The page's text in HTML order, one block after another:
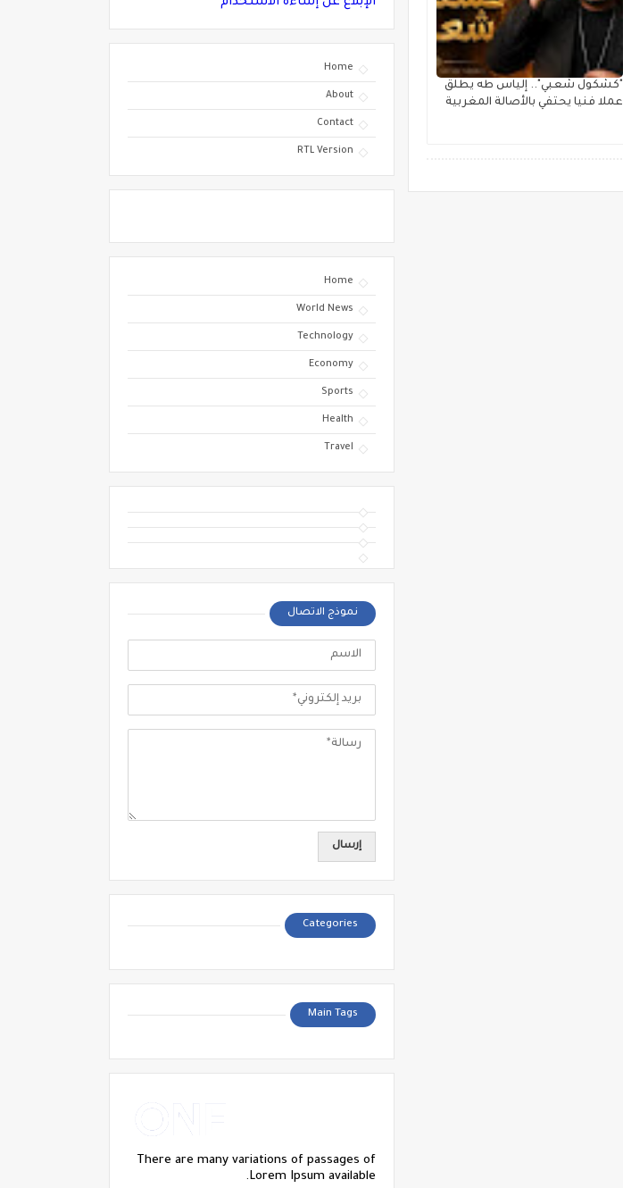
"كشكول شعبي".. إلياس طه يطلق
عملا فنيا يحتفي بالأصالة المغربية
Home
About
Contact
RTL Version
Home
World News
Technology
Economy
Sports
Health
Travel
نموذج الاتصال
Categories
Main Tags
There are many variations of passages of
Lorem Ipsum available.